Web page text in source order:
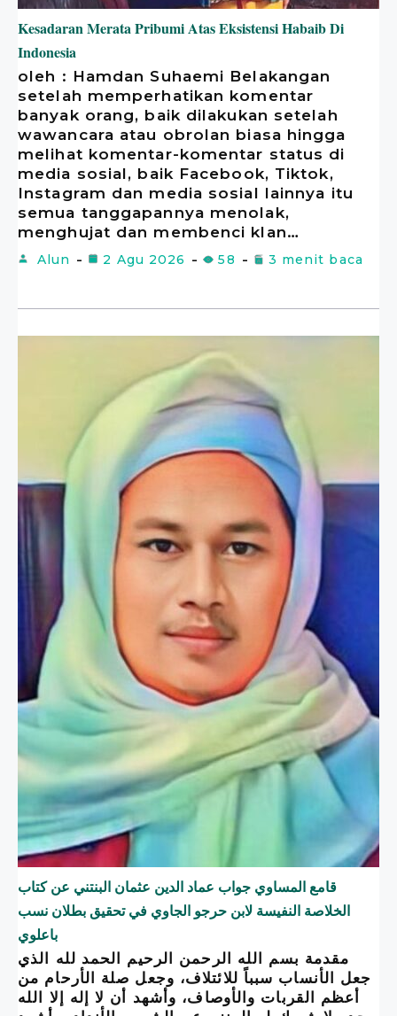
Kesadaran Merata Pribumi Atas Eksistensi Habaib Di
Indonesia
oleh : Hamdan Suhaemi Belakangan
setelah memperhatikan komentar
banyak orang, baik dilakukan setelah
wawancara atau obrolan biasa hingga
melihat komentar-komentar status di
media sosial, baik Facebook, Tiktok,
Instagram dan media sosial lainnya itu
semua tanggapannya menolak,
menghujat dan membenci klan…
Alun 2 Agu 2026 58 3 menit baca
قامع المساوي جواب عماد الدين عثمان البنتني عن كتاب
الخلاصة النفيسة لابن حرجو الجاوي في تحقيق بطلان نسب
باعلوي
مقدمة بسم الله الرحمن الرحيم الحمد لله الذي
جعل الأنساب سبباً للائتلاف، وجعل صلة الأرحام من
أعظم القربات والأوصاف، وأشهد أن لا إله إلا الله